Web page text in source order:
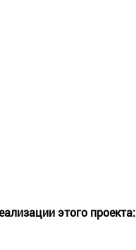
этого проекта: